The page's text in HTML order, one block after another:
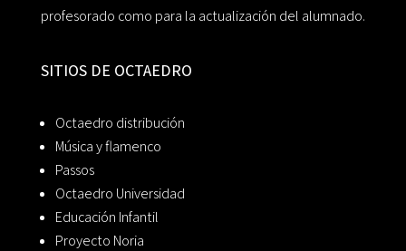
profesorado como para la actualización del alumnado.
SITIOS DE OCTAEDRO
Octaedro distribución
Música y flamenco
Passos
Octaedro Universidad
Educación Infantil
Proyecto Noria